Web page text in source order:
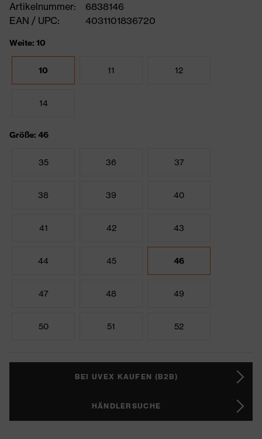
Artikelnummer:
6838146
EAN / UPC:
4031101836720
Weite: 10
10 11 12
14
Größe: 46
35 36 37
38 39 40
41 42 43
44 45 46
47 48 49
50 51 52
BEI UVEX KAUFEN (B2B)
HÄNDLERSUCHE